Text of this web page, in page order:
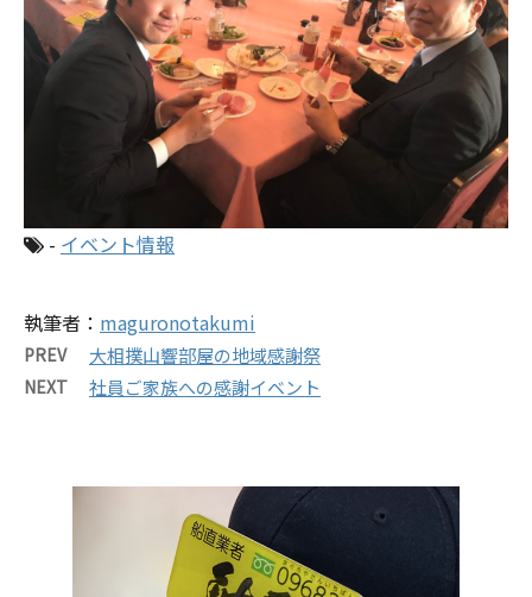
- イベント情報
執筆者： maguronotakumi
PREV 大相撲山響部屋の地域感謝祭
NEXT 社員ご家族への感謝イベント